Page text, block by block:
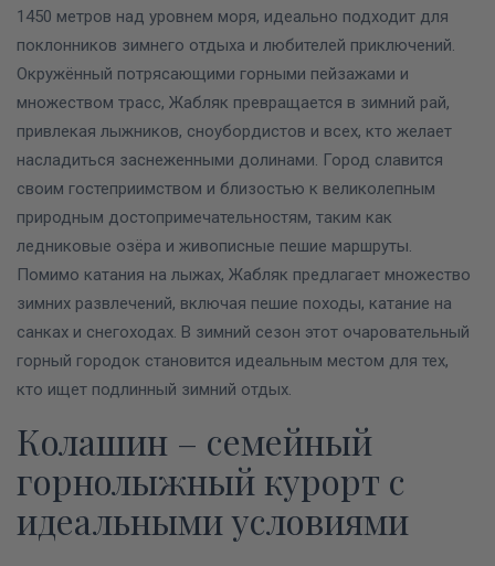
1450 метров над уровнем моря, идеально подходит для
поклонников зимнего отдыха и любителей приключений.
Окружённый потрясающими горными пейзажами и
множеством трасс, Жабляк превращается в зимний рай,
привлекая лыжников, сноубордистов и всех, кто желает
насладиться заснеженными долинами. Город славится
своим гостеприимством и близостью к великолепным
природным достопримечательностям, таким как
ледниковые озёра и живописные пешие маршруты.
Помимо катания на лыжах, Жабляк предлагает множество
зимних развлечений, включая пешие походы, катание на
санках и снегоходах. В зимний сезон этот очаровательный
горный городок становится идеальным местом для тех,
кто ищет подлинный зимний отдых.
Колашин – семейный
горнолыжный курорт с
идеальными условиями